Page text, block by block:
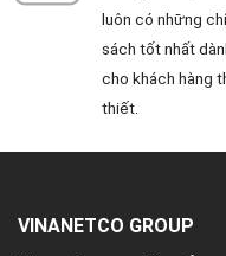
luôn có những
sách tốt nhất
cho khách hàng
thiết.
VINANETCO GROUP